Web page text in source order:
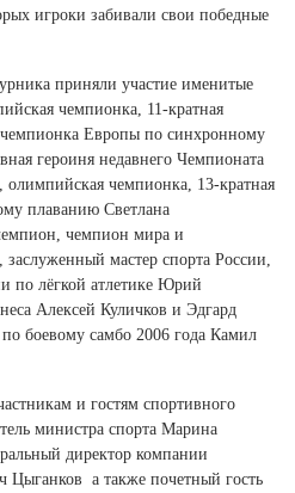
(3)
(1)
игроки забивали свои победные
приняли участие именитые
чемпионка, 11-кратная
Европы по синхронному
героиня недавнего Чемпионата
чемпионка, 13-кратная
плаванию Светлана
чемпион мира и
мастер спорта России,
по лёгкой атлетике Юрий
Алексей Куличков и Эдгард
боевому самбо 2006 года Камил
и гостям спортивного
министра спорта Марина
директор компании
Цыганков а также почетный гость